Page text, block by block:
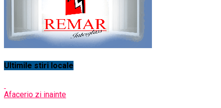
Ultimile stiri locale
Afacerio zi inainte